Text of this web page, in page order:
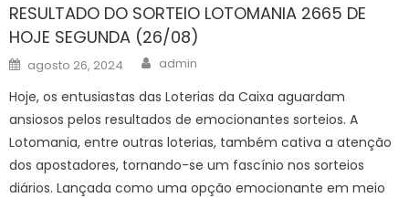
RESULTADO DO SORTEIO LOTOMANIA 2665 DE
HOJE SEGUNDA (26/08)
Posted
on
agosto 26, 2024 Author
admin
Hoje, os entusiastas das Loterias da Caixa aguardam
ansiosos pelos resultados de emocionantes sorteios. A
Lotomania, entre outras loterias, também cativa a atenção
dos apostadores, tornando-se um fascínio nos sorteios
diários. Lançada como uma opção emocionante em meio